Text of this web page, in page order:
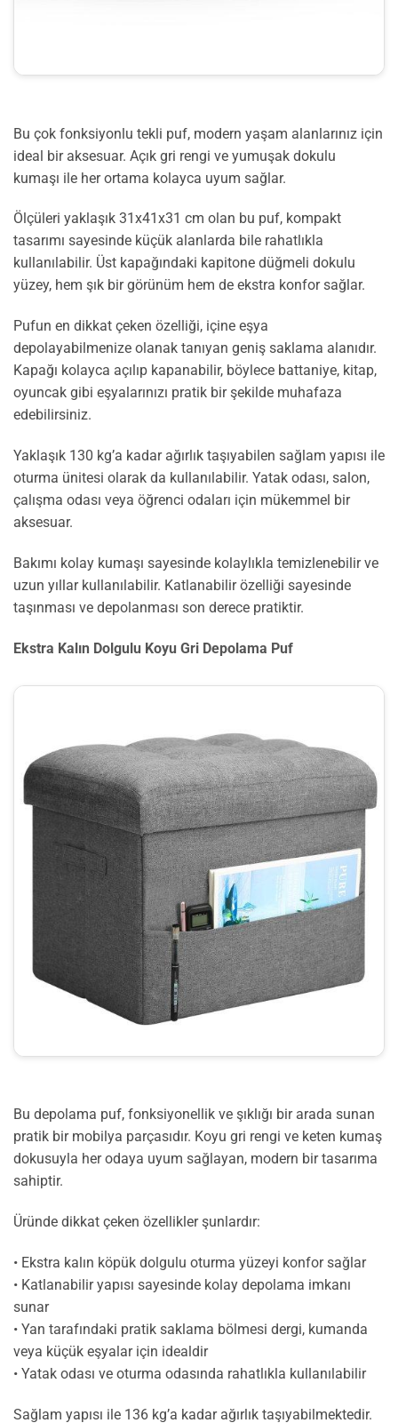
Bu çok fonksiyonlu tekli puf, modern yaşam alanlarınız için
ideal bir aksesuar. Açık gri rengi ve yumuşak dokulu
kumaşı ile her ortama kolayca uyum sağlar.
Ölçüleri yaklaşık 31x41x31 cm olan bu puf, kompakt
tasarımı sayesinde küçük alanlarda bile rahatlıkla
kullanılabilir. Üst kapağındaki kapitone düğmeli dokulu
yüzey, hem şık bir görünüm hem de ekstra konfor sağlar.
Pufun en dikkat çeken özelliği, içine eşya
depolayabilmenize olanak tanıyan geniş saklama alanıdır.
Kapağı kolayca açılıp kapanabilir, böylece battaniye, kitap,
oyuncak gibi eşyalarınızı pratik bir şekilde muhafaza
edebilirsiniz.
Yaklaşık 130 kg’a kadar ağırlık taşıyabilen sağlam yapısı ile
oturma ünitesi olarak da kullanılabilir. Yatak odası, salon,
çalışma odası veya öğrenci odaları için mükemmel bir
aksesuar.
Bakımı kolay kumaşı sayesinde kolaylıkla temizlenebilir ve
uzun yıllar kullanılabilir. Katlanabilir özelliği sayesinde
taşınması ve depolanması son derece pratiktir.
Ekstra Kalın Dolgulu Koyu Gri Depolama Puf
Bu depolama puf, fonksiyonellik ve şıklığı bir arada sunan
pratik bir mobilya parçasıdır. Koyu gri rengi ve keten kumaş
dokusuyla her odaya uyum sağlayan, modern bir tasarıma
sahiptir.
Üründe dikkat çeken özellikler şunlardır:
• Ekstra kalın köpük dolgulu oturma yüzeyi konfor sağlar
• Katlanabilir yapısı sayesinde kolay depolama imkanı
sunar
• Yan tarafındaki pratik saklama bölmesi dergi, kumanda
veya küçük eşyalar için idealdir
• Yatak odası ve oturma odasında rahatlıkla kullanılabilir
Sağlam yapısı ile 136 kg’a kadar ağırlık taşıyabilmektedir.